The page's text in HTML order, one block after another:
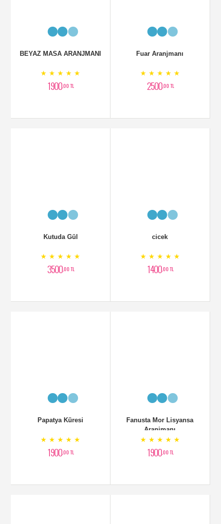
BEYAZ MASA ARANJMANI
★ ★ ★ ★ ★
1900,00 TL
Fuar Aranjmanı
★ ★ ★ ★ ★
2500,00 TL
Kutuda Gül
★ ★ ★ ★ ★
3500,00 TL
cicek
★ ★ ★ ★ ★
1400,00 TL
Papatya Küresi
★ ★ ★ ★ ★
1900,00 TL
Fanusta Mor Lisyansa
Aranjmanı
★ ★ ★ ★ ★
1900,00 TL